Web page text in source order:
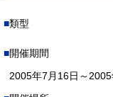
類型
開催期間
2005年7月16日～